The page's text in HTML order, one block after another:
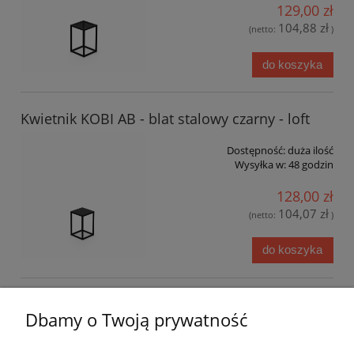
129,00 zł
(netto: 104,88 zł )
do koszyka
Kwietnik KOBI AB - blat stalowy czarny - loft
Dostępność:duża ilość
Wysyłka w:48 godzin
128,00 zł
(netto: 104,07 zł )
do koszyka
Dbamy o Twoją prywatność